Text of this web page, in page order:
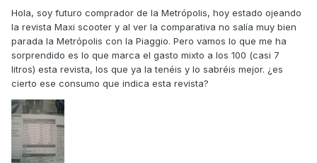
Hola, soy futuro comprador de la Metrópolis, hoy estado ojeando
la revista Maxi scooter y al ver la comparativa no salía muy bien
parada la Metrópolis con la Piaggio. Pero vamos lo que me ha
sorprendido es lo que marca el gasto mixto a los 100 (casi 7
litros) esta revista, los que ya la tenéis y lo sabréis mejor. ¿es
cierto ese consumo que indica esta revista?